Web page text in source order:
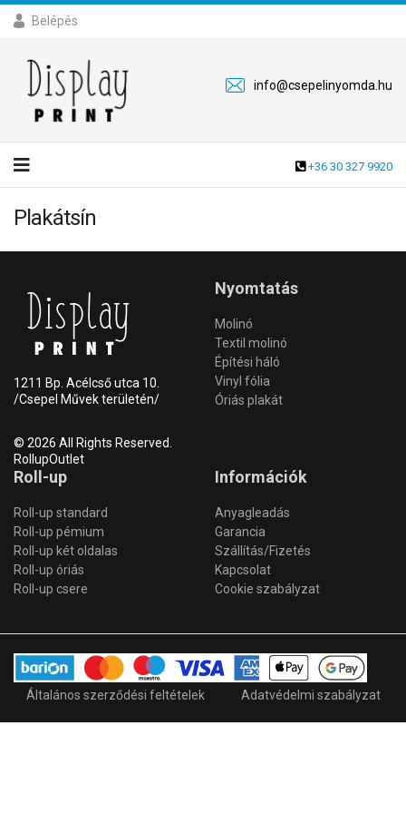
Belépés
info@csepelinyomda.hu
+36 30 327 9920
Plakátsín
1211 Bp. Acélcső utca 10.
/Csepel Művek területén/
© 2026 All Rights Reserved.
RollupOutlet
Nyomtatás
Molinó
Textil molinó
Építési háló
Vinyl fólia
Óriás plakát
Roll-up
Roll-up standard
Roll-up pémium
Roll-up két oldalas
Roll-up óriás
Roll-up csere
Információk
Anyagleadás
Garancia
Szállítás/Fizetés
Kapcsolat
Cookie szabályzat
Általános szerződési feltételek Adatvédelmi szabályzat